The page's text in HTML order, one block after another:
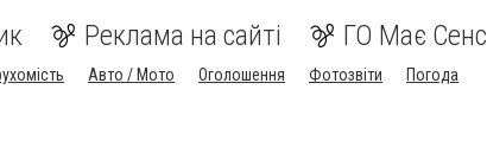
Реклама на сайті ГО Має Сенс
Авто / Мото Оголошення Фотозвіти
Погода